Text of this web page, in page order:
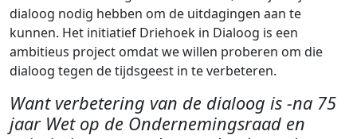
dialoog nodig hebben om de uitdagingen aan te
kunnen. Het initiatief Driehoek in Dialoog is een
ambitieus project omdat we willen proberen om die
dialoog tegen de tijdsgeest in te verbeteren.
Want verbetering van de dialoog is -na 75
jaar Wet op de Ondernemingsraad en